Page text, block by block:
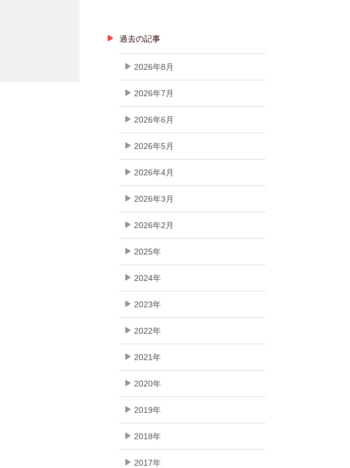
過去の記事
2026年8月
2026年7月
2026年6月
2026年5月
2026年4月
2026年3月
2026年2月
2025年
2024年
2023年
2022年
2021年
2020年
2019年
2018年
2017年